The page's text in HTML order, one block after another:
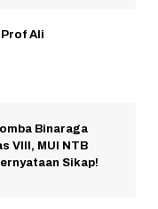
Ali
Binaraga
VIII, MUI NTB
Sikap!